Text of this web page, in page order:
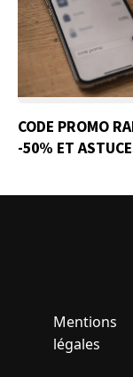
CODE PROMO
-50% ET
Mentions
légales